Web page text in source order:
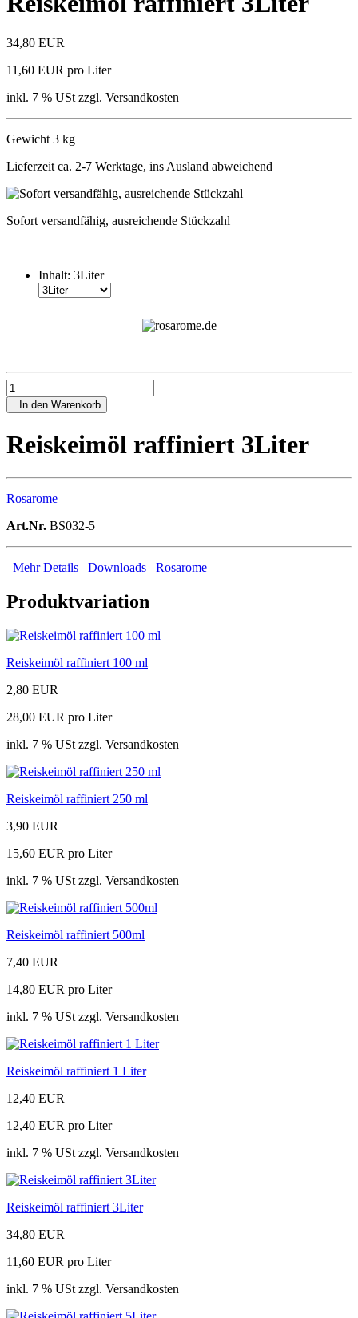
34,80 EUR
11,60 EUR pro Liter
inkl. 7 % USt zzgl. Versandkosten
Gewicht 3 kg
Lieferzeit ca. 2-7 Werktage, ins Ausland abweichend
Sofort versandfähig, ausreichende Stückzahl
Inhalt: 3Liter
In den Warenkorb
Reiskeimöl raffiniert 3Liter
Rosarome
Art.Nr. BS032-5
Mehr Details Downloads Rosarome
Produktvariation
Reiskeimöl raffiniert 100 ml
2,80 EUR
28,00 EUR pro Liter
inkl. 7 % USt zzgl. Versandkosten
Reiskeimöl raffiniert 250 ml
3,90 EUR
15,60 EUR pro Liter
inkl. 7 % USt zzgl. Versandkosten
Reiskeimöl raffiniert 500ml
7,40 EUR
14,80 EUR pro Liter
inkl. 7 % USt zzgl. Versandkosten
Reiskeimöl raffiniert 1 Liter
12,40 EUR
12,40 EUR pro Liter
inkl. 7 % USt zzgl. Versandkosten
Reiskeimöl raffiniert 3Liter
34,80 EUR
11,60 EUR pro Liter
inkl. 7 % USt zzgl. Versandkosten